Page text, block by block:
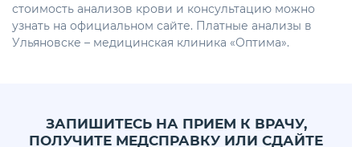
стоимость анализов крови и консультацию можно
узнать на официальном сайте. Платные анализы в
Ульяновске – медицинская клиника «Оптима».
ЗАПИШИТЕСЬ НА ПРИЕМ К ВРАЧУ,
ПОЛУЧИТЕ МЕДСПРАВКУ ИЛИ СДАЙТЕ